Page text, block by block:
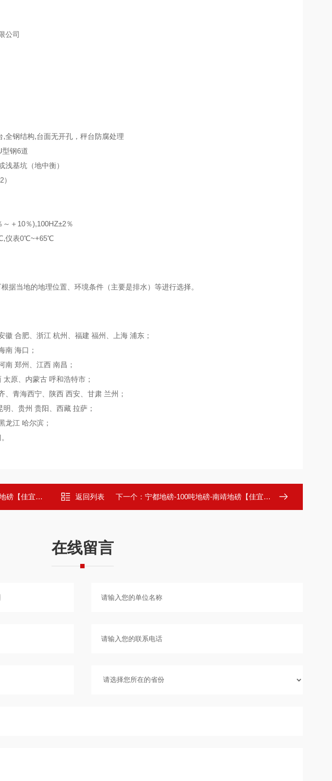
公司
结构,台面无开孔，秤台防腐处理
钢6道
基坑（地中衡）
＋10％),100HZ±2％
仪表0℃~+65℃
据当地的地理位置、环境条件（主要是排水）等进行选择。
合肥、浙江 杭州、福建 福州、上海 浦东；
南 海口；
郑州、江西 南昌；
原、内蒙古 呼和浩特市；
青海西宁、陕西 西安、甘肃 兰州；
、贵州 贵阳、西藏 拉萨；
江 哈尔滨；
佳宜电子】 返回列表 下一个： 宁都地磅-100吨地磅-南靖地磅【佳宜电子】
在线留言